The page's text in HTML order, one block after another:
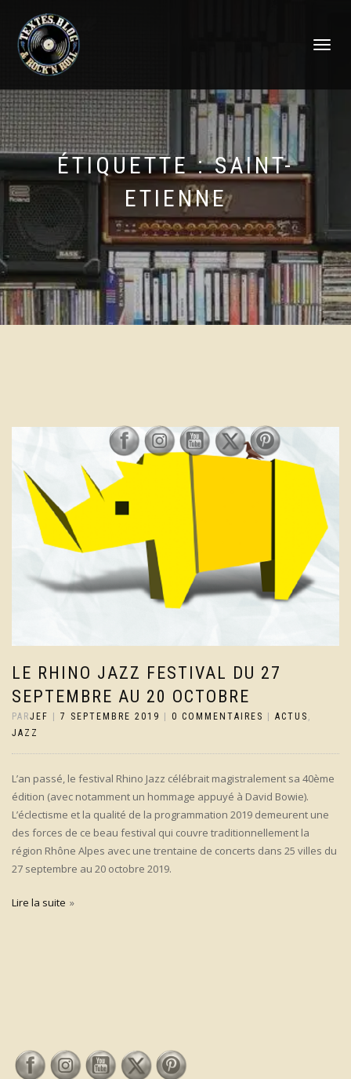
DÉPLIER
ÉTIQUETTE :SAINT-
ETIENNE
LE RHINO JAZZ FESTIVAL DU 27
SEPTEMBRE AU 20 OCTOBRE
PARJEF | 7 SEPTEMBRE 2019 | 0 COMMENTAIRES | ACTUS
JAZZ
L’an passé, le festival Rhino Jazz célébrait magistralement sa 40ème
édition (avec notamment un hommage appuyé à David Bowie).
L’éclectisme et la qualité de la programmation 2019 demeurent une
des forces de ce beau festival qui couvre traditionnellement la
région Rhône Alpes avec une trentaine de concerts dans 25 villes du
27 septembre au 20 octobre 2019.
Lire la suite